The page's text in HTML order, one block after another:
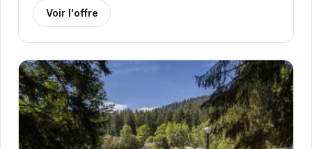
Voir l'offre